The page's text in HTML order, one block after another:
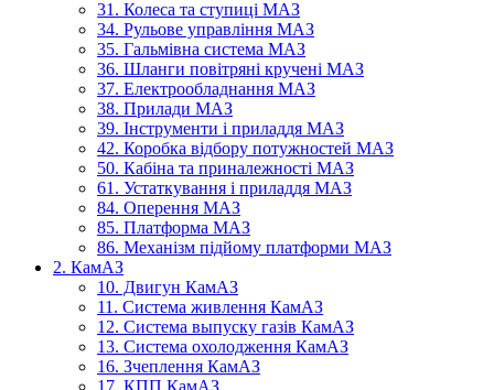
31. Колеса та ступиці МАЗ
34. Рульове управління МАЗ
35. Гальмівна система МАЗ
36. Шланги повітряні кручені МАЗ
37. Електрообладнання МАЗ
38. Прилади МАЗ
39. Інструменти і приладдя МАЗ
42. Коробка відбору потужностей МАЗ
50. Кабіна та приналежності МАЗ
61. Устаткування і приладдя МАЗ
84. Оперення МАЗ
85. Платформа МАЗ
86. Механізм підйому платформи МАЗ
2. КамАЗ
10. Двигун КамАЗ
11. Система живлення КамАЗ
12. Система выпуску газів КамАЗ
13. Система охолодження КамАЗ
16. Зчеплення КамАЗ
17. КПП КамАЗ